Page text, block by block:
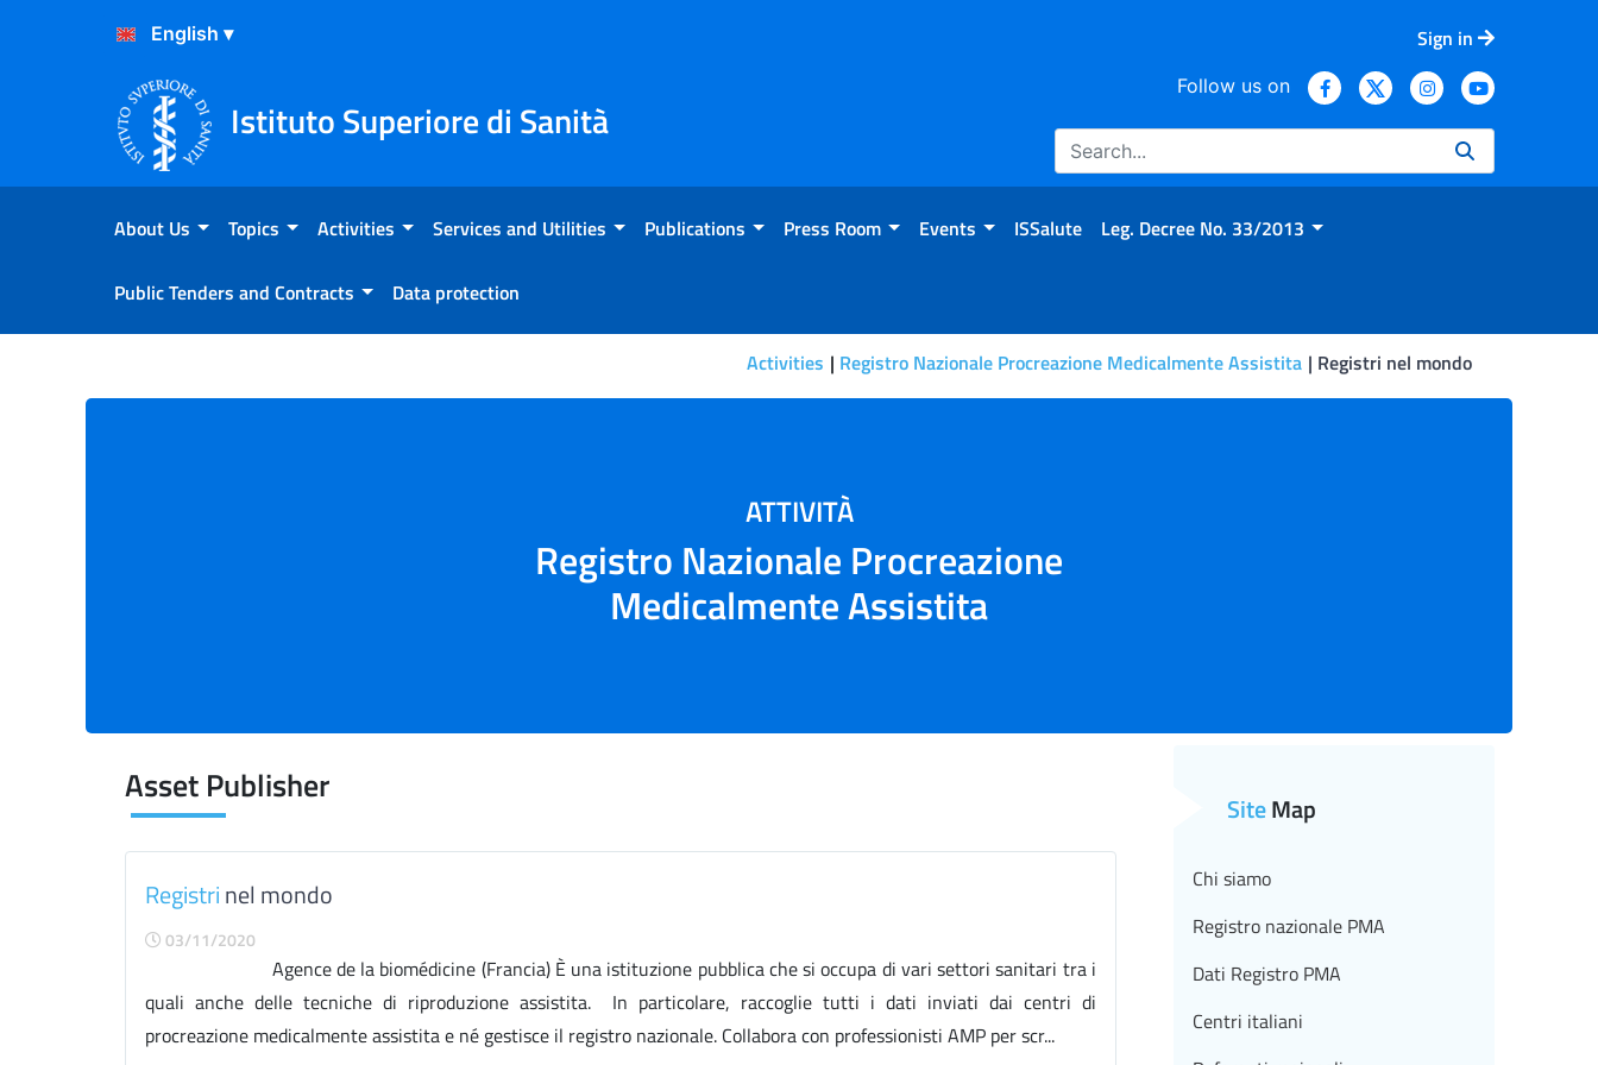
Skip to Content
Skip to Footer
Sign in
Istituto Superiore di Sanità
Follow us on
About Us Topics Activities Services and Utilities Publications Press Room Events ISSalute Leg. Decree No. 33/2013
Public Tenders and Contracts Data protection
Activities Registro Nazionale Procreazione Medicalmente Assistita Registri nel mondo
Registri nel mondo
ATTIVITÀ
Registro Nazionale Procreazione
Medicalmente Assistita
Asset Publisher
Registrinel mondo
03/11/2020
Agence de la biomédicine (Francia) È una istituzione pubblica che si occupa di vari settori sanitari tra i
quali anche delle tecniche di riproduzione assistita. In particolare, raccoglie tutti i dati inviati dai centri di
procreazione medicalmente assistita e né gestisce il registro nazionale. Collabora con professionisti AMP per scr...
SiteMap
Chi siamo
Registro nazionale PMA
Dati Registro PMA
Centri italiani